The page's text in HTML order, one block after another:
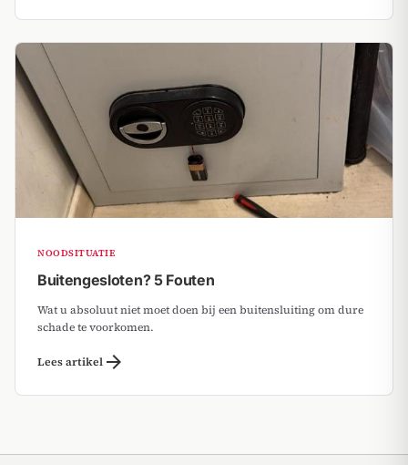
NOODSITUATIE
Buitengesloten? 5 Fouten
Wat u absoluut niet moet doen bij een buitensluiting om dure
schade te voorkomen.
Lees artikel arrow_forward